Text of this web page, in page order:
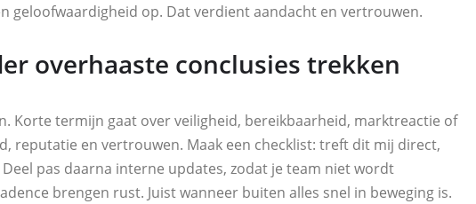
geloofwaardigheid op. Dat verdient aandacht en vertrouwen.
overhaaste conclusies trekken
Korte termijn gaat over veiligheid, bereikbaarheid, marktreactie of
reputatie en vertrouwen. Maak een checklist: treft dit mij direct,
pas daarna interne updates, zodat je team niet wordt
brengen rust. Juist wanneer buiten alles snel in beweging is.